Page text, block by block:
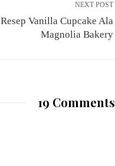
NEXT POST
Resep Vanilla Cupcake Ala
Magnolia Bakery
19 Comments